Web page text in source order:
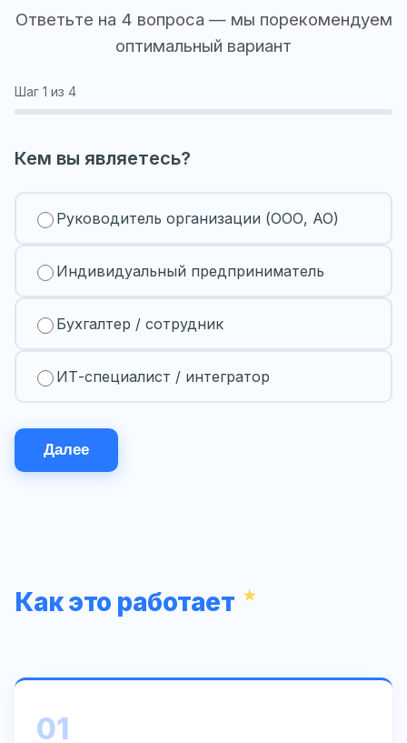
Ответьте на 4 вопроса — мы порекомендуем
оптимальный вариант
Шаг 1 из 4
Кем вы являетесь?
Руководитель организации (ООО, АО)
Индивидуальный предприниматель
Бухгалтер / сотрудник
ИТ-специалист / интегратор
Далее
Как это работает
01